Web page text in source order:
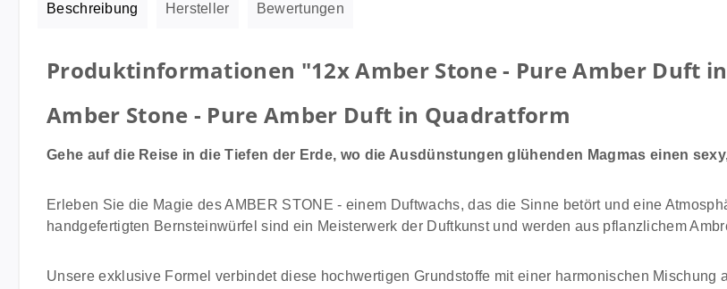
Beschreibung Hersteller Bewertungen
Produktinformationen "12x Amber Stone - Pure Amber Duft
Amber Stone - Pure Amber Duft in Quadratform
Gehe auf die Reise in die Tiefen der Erde, wo die Ausdünstungen glühenden Magmas einen
Erleben Sie die Magie des AMBER STONE - einem Duftwachs, das die Sinne betört und eine
handgefertigten Bernsteinwürfel sind ein Meisterwerk der Duftkunst und werden aus pflanzlichem
Unsere exklusive Formel verbindet diese hochwertigen Grundstoffe mit einer harmonischen